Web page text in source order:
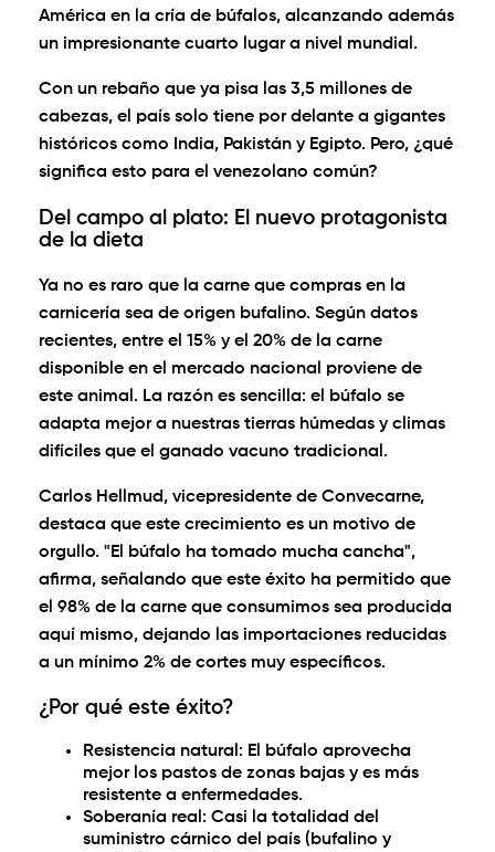
América en la cría de búfalos, alcanzando además
un impresionante cuarto lugar a nivel mundial.
Con un rebaño que ya pisa las 3,5 millones de
cabezas, el país solo tiene por delante a gigantes
históricos como India, Pakistán y Egipto. Pero, ¿qué
significa esto para el venezolano común?
Del campo al plato: El nuevo protagonista
de la dieta
Ya no es raro que la carne que compras en la
carnicería sea de origen bufalino. Según datos
recientes, entre el 15% y el 20% de la carne
disponible en el mercado nacional
proviene de
este animal. La razón es sencilla: el búfalo se
adapta mejor a nuestras tierras húmedas y climas
difíciles que el ganado vacuno tradicional.
Carlos Hellmud, vicepresidente de Convecarne,
destaca que este crecimiento es un motivo de
orgullo. "El búfalo ha tomado mucha cancha",
afirma, señalando que este éxito ha permitido que
el 98% de la carne que consumimos sea producida
aquí mismo, dejando las importaciones reducidas
a un mínimo 2% de cortes muy específicos.
¿Por qué este éxito?
Resistencia natural: El búfalo aprovecha
mejor los pastos de zonas bajas y es más
resistente a enfermedades.
Soberanía real: Casi la totalidad del
suministro cárnico del país (bufalino y